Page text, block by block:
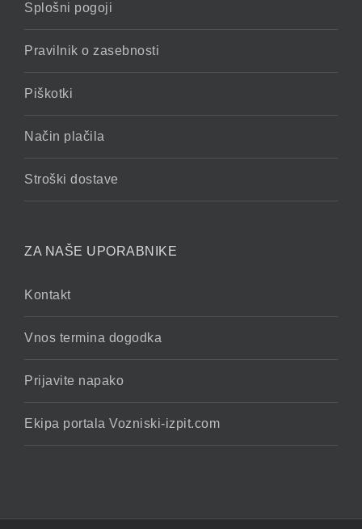
Splošni pogoji
Pravilnik o zasebnosti
Piškotki
Način plačila
Stroški dostave
ZA NAŠE UPORABNIKE
Kontakt
Vnos termina dogodka
Prijavite napako
Ekipa portala Vozniski-izpit.com